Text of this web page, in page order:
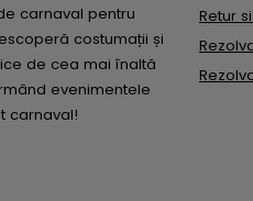
carnaval pentru
costumații și
de cea mai înaltă
evenimentele
carnaval!
Retur